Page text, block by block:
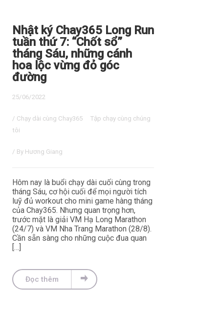
Nhật ký Chay365 Long Run
tuần thứ 7: “Chốt sổ”
tháng Sáu, những cánh
hoa lộc vừng đỏ góc
đường
25/06/2022
/ Chạy dài cùng Chay365
Tập chạy cùng chúng
tôi
/ By Hương Giang
Hôm nay là buổi chạy dài cuối cùng trong
tháng Sáu, cơ hội cuối để mọi người tích
luỹ đủ workout cho mini game hàng tháng
của Chay365. Nhưng quan trọng hơn,
trước mặt là giải VM Hạ Long Marathon
(24/7) và VM Nha Trang Marathon (28/8).
Cần sẵn sàng cho những cuộc đua quan
[…]
Đọc thêm